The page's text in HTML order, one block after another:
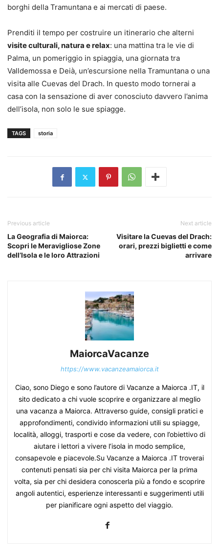
borghi della Tramuntana e ai mercati di paese.
Prenditi il tempo per costruire un itinerario che alterni
visite culturali, natura e relax: una mattina tra le vie di
Palma, un pomeriggio in spiaggia, una giornata tra
Valldemossa e Deià, un’escursione nella Tramuntana o una
visita alle Cuevas del Drach. In questo modo tornerai a
casa con la sensazione di aver conosciuto davvero l’anima
dell’isola, non solo le sue spiagge.
TAGS storia
Previous article
La Geografia di Maiorca:
Scopri le Meravigliose Zone
dell’Isola e le loro Attrazioni
Next article
Visitare la Cuevas del Drach:
orari, prezzi biglietti e come
arrivare
MaiorcaVacanze
https://www.vacanzeamaiorca.it
Ciao, sono Diego e sono l’autore di Vacanze a Maiorca .IT, il
sito dedicato a chi vuole scoprire e organizzare al meglio
una vacanza a Maiorca. Attraverso guide, consigli pratici e
approfondimenti, condivido informazioni utili su spiagge,
località, alloggi, trasporti e cose da vedere, con l’obiettivo di
aiutare i lettori a vivere l’isola in modo semplice,
consapevole e piacevole.Su Vacanze a Maiorca .IT troverai
contenuti pensati sia per chi visita Maiorca per la prima
volta, sia per chi desidera conoscerla più a fondo e scoprire
angoli autentici, esperienze interessanti e suggerimenti utili
per pianificare ogni aspetto del viaggio.